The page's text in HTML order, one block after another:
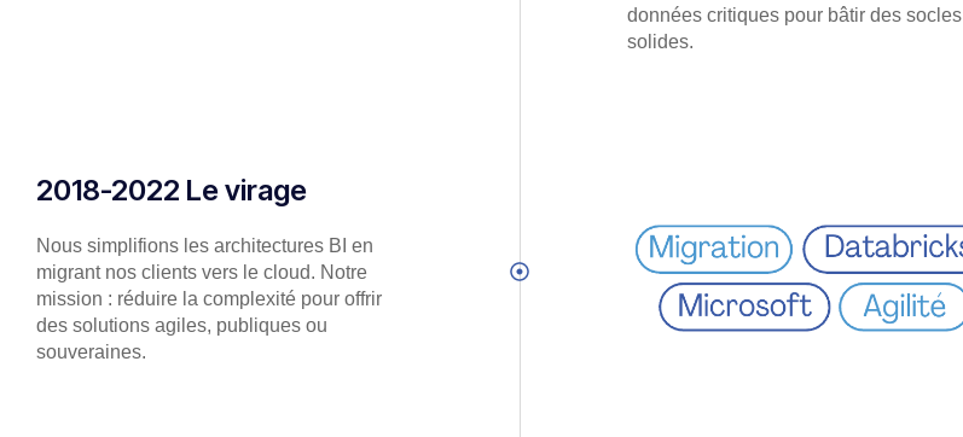
données critiques pour bâtir des socles
solides.
2018-2022 Le virage
Nous simplifions les architectures BI en
migrant nos clients vers le cloud. Notre
mission : réduire la complexité pour offrir
des solutions agiles, publiques ou
souveraines.